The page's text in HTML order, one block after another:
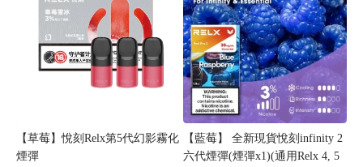
【草莓】悅刻Relx第5代幻影霧化
煙彈
【藍莓】 全新現貨悅刻infinity 2
六代煙彈(煙彈x1)(通用Relx 4, 5